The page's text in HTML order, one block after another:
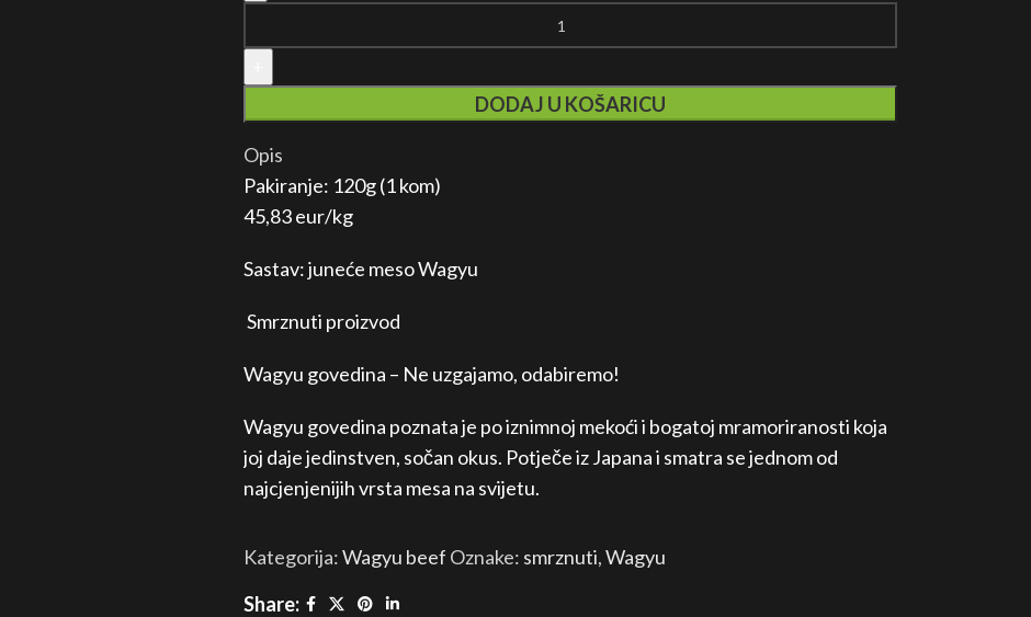
DODAJ U KOŠARICU
Opis
Pakiranje: 120g (1 kom)
45,83 eur/kg
Sastav: juneće meso Wagyu
Smrznuti proizvod
Wagyu govedina – Ne uzgajamo, odabiremo!
Wagyu govedina poznata je po iznimnoj mekoći i bogatoj mramoriranosti koja
joj daje jedinstven, sočan okus. Potječe iz Japana i smatra se jednom od
najcjenjenijih vrsta mesa na svijetu.
Kategorija:Wagyu beef Oznake: smrznuti,Wagyu
Share: